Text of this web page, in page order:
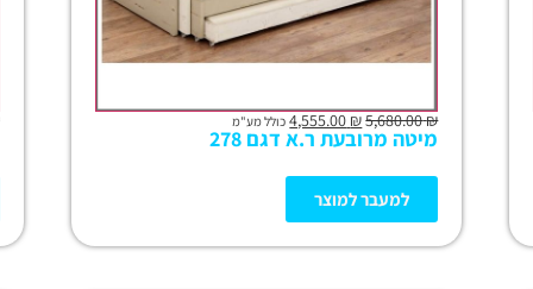
₪
5,680.00
₪ כולל מע"מ
מיטה מרובעת ר.א דגם 278
למעבר למוצר